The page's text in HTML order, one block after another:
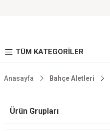
TÜM KATEGORİLER
Anasayfa Bahçe Aletleri
Ürün Grupları